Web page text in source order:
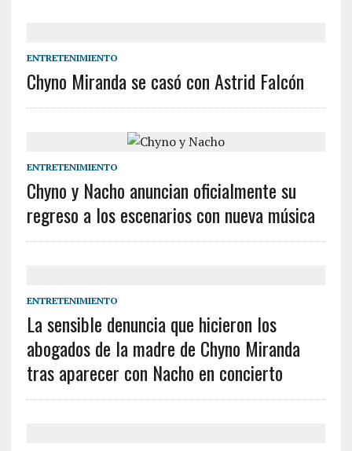
ENTRETENIMIENTO
Chyno Miranda se casó con Astrid Falcón
ENTRETENIMIENTO
Chyno y Nacho anuncian oficialmente su
regreso a los escenarios con nueva música
ENTRETENIMIENTO
La sensible denuncia que hicieron los
abogados de la madre de Chyno Miranda
tras aparecer con Nacho en concierto